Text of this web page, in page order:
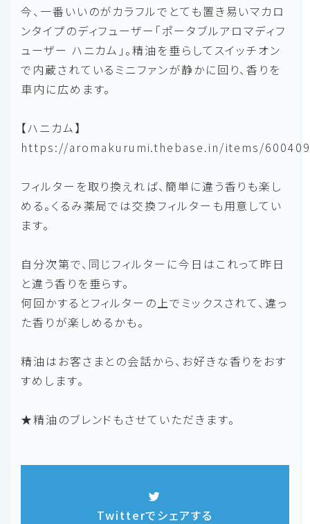
今、一番いいのがカラフルでとても置き易いマカロ
ンタイプのディフューザー「ポータブルアロマディフ
ューザー ハニカム」。精油を垂らしてスイッチオン
で内蔵されているミニファンが静かに回り、香りを
車内に広めます。
【ハニカム】
https://aromakurumi.thebase.in/items/
フィルターを取り換えれば、簡単に違う香りも楽し
める。くるみ薬局では交換フィルターも用意してい
ます。
自分次第で、同じフィルターに今日はこれって昨日
と違う香りを垂らす。
何回かするとフィルターの上でミックスされて、違っ
た香りが楽しめるかも。
精油はお客さまとの会話から、お好きな香りをおす
すめします。
★精油のブレンドもさせていただきます。
Twitterでシェアする